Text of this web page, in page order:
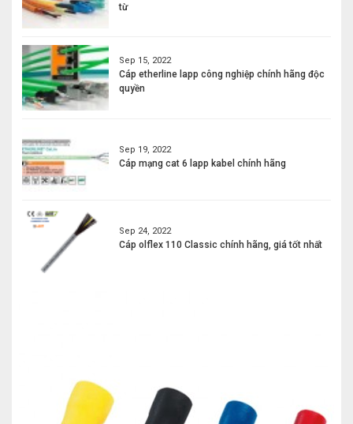
từ
Sep 15, 2022
Cáp etherline lapp công nghiệp chính hãng độc
quyền
Sep 19, 2022
Cáp mạng cat 6 lapp kabel chính hãng
Sep 24, 2022
Cáp olflex 110 Classic chính hãng, giá tốt nhất